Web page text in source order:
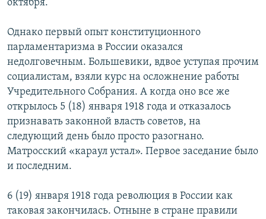
октября.
Однако первый опыт конституционного
парламентаризма в России оказался
недолговечным. Большевики, вдвое уступая прочим
социалистам, взяли курс на осложнение работы
Учредительного Собрания. А когда оно все же
открылось 5 (18) января 1918 года и отказалось
признавать законной власть советов, на
следующий день было просто разогнано.
Матросский «​караул устал»​. Первое заседание было
и последним.
6 (19) января 1918 года революция в России как
таковая закончилась. Отныне в стране правили